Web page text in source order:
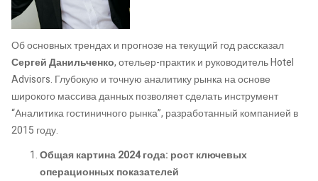
Об основных трендах и прогнозе на текущий год рассказал
Сергей Данильченко, отельер-практик и руководитель Hotel
Advisors. Глубокую и точную аналитику рынка на основе
широкого массива данных позволяет сделать инструмент
“Аналитика гостиничного рынка”, разработанный компанией в
2015 году.
Общая картина 2024 года: рост ключевых
операционных показателей